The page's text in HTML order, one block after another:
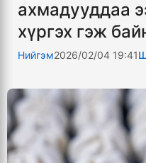
ахмадууддаа
хүргэх гэж
Нийгэм2026/02/04 19:41